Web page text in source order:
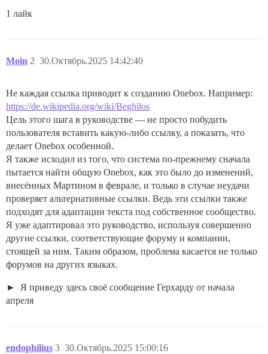
1 лайк
Moin 30.Октябрь.2025 14:42:40
2
Не каждая ссылка приводит к созданию Onebox. Например:
https://de.wikipedia.org/wiki/Beghilos
Цель этого шага в руководстве — не просто побудить
пользователя вставить какую-либо ссылку, а показать, что
делает Onebox особенной.
Я также исходил из того, что система по-прежнему сначала
пытается найти общую Onebox, как это было до изменений,
внесённых Мартином в феврале, и только в случае неудачи
проверяет альтернативные ссылки. Ведь эти ссылки также
подходят для адаптации текста под собственное сообщество.
Я уже адаптировал это руководство, используя совершенно
другие ссылки, соответствующие форуму и компании,
стоящей за ним. Таким образом, проблема касается не только
форумов на других языках.
Я приведу здесь своё сообщение Герхарду от начала
апреля
endophilius 30.Октябрь.2025 15:00:16
3